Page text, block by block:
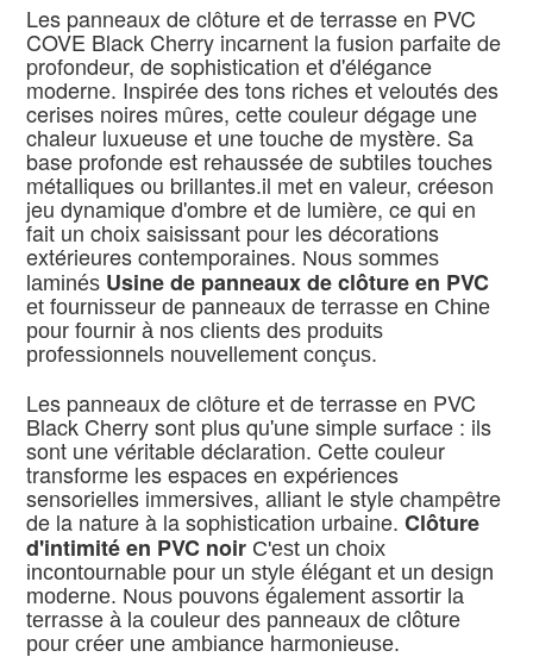
Les panneaux de clôture et de terrasse en PVC
COVE Black Cherry incarnent la fusion parfaite de
profondeur, de sophistication et d'élégance
moderne. Inspirée des tons riches et veloutés des
cerises noires mûres, cette couleur dégage une
chaleur luxueuse et une touche de mystère. Sa
base profonde est rehaussée de subtiles touches
métalliques ou brillantes.il met en valeur, créeson
jeu dynamique d'ombre et de lumière, ce qui en
fait un choix saisissant pour les décorations
extérieures contemporaines. Nous sommes
laminés Usine de panneaux de clôture en PVC
et fournisseur de panneaux de terrasse en Chine
pour fournir à nos clients des produits
professionnels nouvellement conçus.
Les panneaux de clôture et de terrasse en PVC
Black Cherry sont plus qu'une simple surface : ils
sont une véritable déclaration. Cette couleur
transforme les espaces en expériences
sensorielles immersives, alliant le style champêtre
de la nature à la sophistication urbaine.Clôture
d'intimité en PVC noir C'est un choix
incontournable pour un style élégant et un design
moderne. Nous pouvons également assortir la
terrasse à la couleur des panneaux de clôture
pour créer une ambiance harmonieuse.